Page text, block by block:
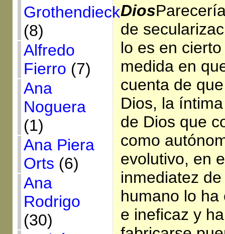
Grothendieck
(8)
Alfredo
Fierro (7)
Ana
Noguera
(1)
Ana Piera
Orts (6)
Ana
Rodrigo
(30)
Dios
de
lo es en
medida en
cuenta de
Dios, la
de Dios que
como
evolutivo, en
inmediatez
humano lo
e ineficaz y